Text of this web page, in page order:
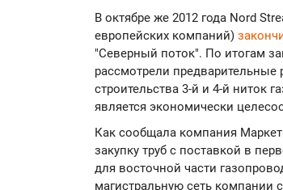
В октябре же 2012 года Nord
европейских компаний)
"Северный поток". По итогам
рассмотрели предварительные
строительства 3-й и 4-й ниток
является экономически
Как сообщала компания
закупку труб с поставкой в
для восточной части
магистральную сеть